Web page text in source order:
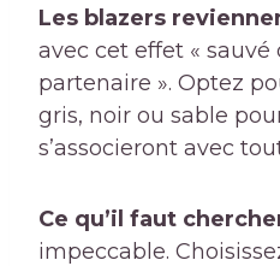
Les blazers
avec cet effet «
partenaire ». Optez
gris, noir ou sable
s’associeront avec
Ce qu’il faut
impeccable.